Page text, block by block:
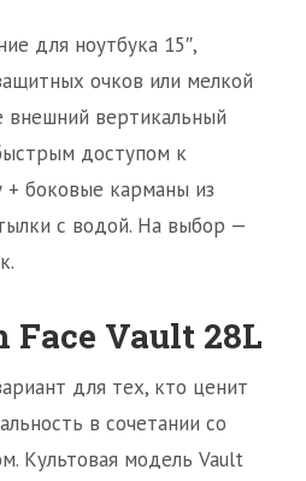
для ноутбука 15″,
очков или мелкой
внешний вертикальный
доступом к
+ боковые карманы из
с водой. На выбор —
Face Vault 28L
для тех, кто ценит
в сочетании со
Культовая модель Vault